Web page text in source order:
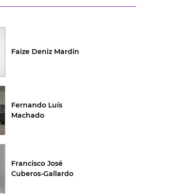
Faize Deniz Mardin
Fernando Luís
Machado
Francisco José
Cuberos-Gallardo